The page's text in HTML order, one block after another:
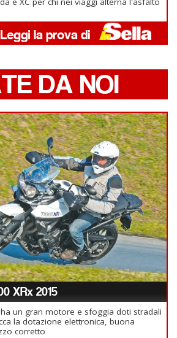
DA NOI
XRx 2015
un gran motore e sfoggia doti stradali
la dotazione elettronica, buona
corretto